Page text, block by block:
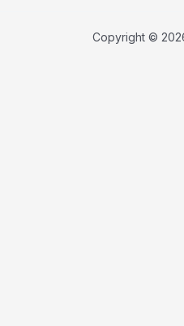
Copyright ©